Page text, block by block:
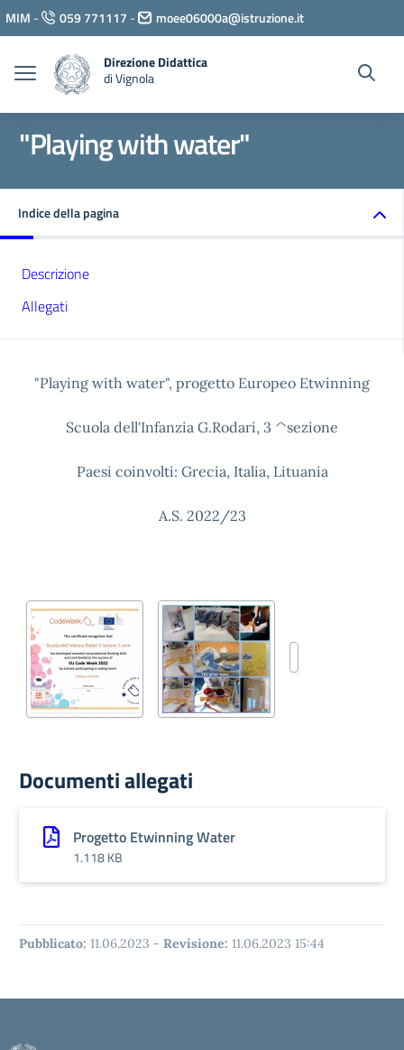
Vai ai contenuti
Vai al menu di navigazione
Vai al footer
MIM - 059 771117 - moee06000a@istruzione.it
Direzione Didattica
di Vignola
"Playing with water"
Indice della pagina
Descrizione
Allegati
"Playing with water", progetto Europeo Etwinning
Scuola dell'Infanzia G.Rodari, 3 ^sezione
Paesi coinvolti: Grecia, Italia, Lituania
A.S. 2022/23
Documenti allegati
Progetto Etwinning Water
1.118 KB
Pubblicato: 11.06.2023 - Revisione: 11.06.2023 15:44